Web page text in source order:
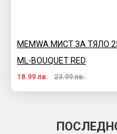
MEMWA МИСТ ЗА ТЯЛО
ML-BOUQUET RED
18.99 лв. 23.99 лв.